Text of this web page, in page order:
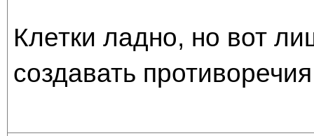
Клетки ладно, но вот
создавать